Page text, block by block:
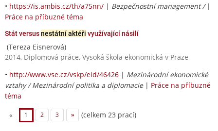
• https://is.ambis.cz/th/a75nn/ | Bezpečnostní management / |
Práce na příbuzné téma
Stát versusnestátní aktéři využívající násilí
(Tereza Eisnerová)
2014, Diplomová práce, Vysoká škola ekonomická v Praze
• http://www.vse.cz/vskp/eid/46426 | Mezinárodní ekonomické
vztahy / Mezinárodní politika a diplomacie| Práce na příbuzné
téma
« 1 2 3 » (celkem 23 prací)